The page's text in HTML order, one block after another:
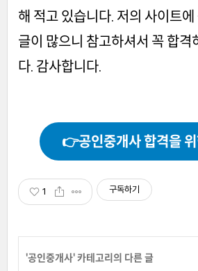
해 적고 있습니다. 저의 사이트
글이 많으니 참고하셔서 꼭 합격
다. 감사합니다.
👉공인중개사 합격을
1 구독하기
'공인중개사' 카테고리의 다른 글